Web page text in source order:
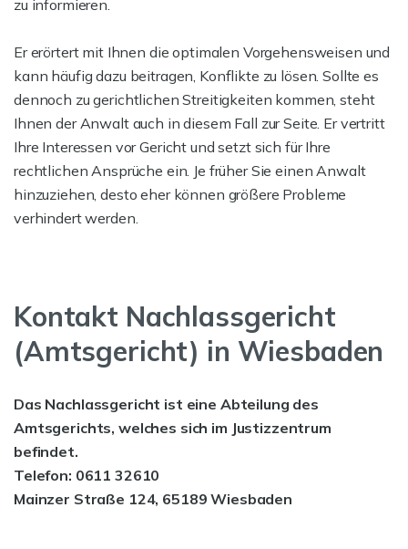
zu informieren.
Er erörtert mit Ihnen die optimalen Vorgehensweisen und
kann häufig dazu beitragen, Konflikte zu lösen. Sollte es
dennoch zu gerichtlichen Streitigkeiten kommen, steht
Ihnen der Anwalt auch in diesem Fall zur Seite. Er vertritt
Ihre Interessen vor Gericht und setzt sich für Ihre
rechtlichen Ansprüche ein. Je früher Sie einen Anwalt
hinzuziehen, desto eher können größere Probleme
verhindert werden.
Kontakt Nachlassgericht
(Amtsgericht) in Wiesbaden
Das Nachlassgericht ist eine Abteilung des
Amtsgerichts, welches sich im Justizzentrum
befindet.
Telefon: 0611 32610
Mainzer Straße 124, 65189 Wiesbaden